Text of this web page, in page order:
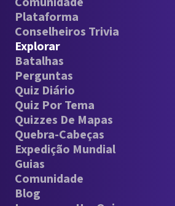
Plataforma
Conselheiros Trivia
Explorar
Batalhas
Perguntas
Quiz Diário
Quiz Por Tema
Quizzes De Mapas
Quebra-Cabeças
Expedição Mundial
Guias
Comunidade
Blog